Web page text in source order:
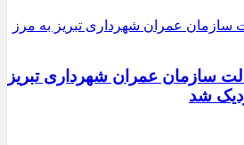
سازمان عمران شهرداری تبریز